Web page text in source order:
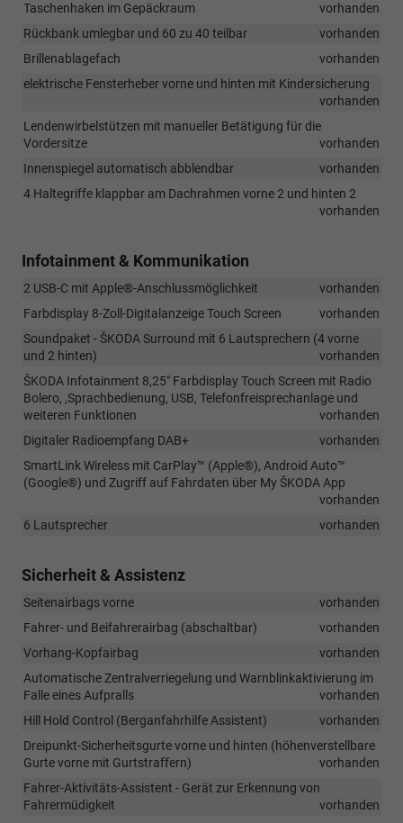
Taschenhaken im Gepäckraum
vorhanden
Rückbank umlegbar und 60 zu 40 teilbar
vorhanden
Brillenablagefach
vorhanden
elektrische Fensterheber vorne und hinten mit Kindersicherung
vorhanden
Lendenwirbelstützen mit manueller Betätigung für die
Vordersitze
vorhanden
Innenspiegel automatisch abblendbar
vorhanden
4 Haltegriffe klappbar am Dachrahmen vorne 2 und hinten 2
vorhanden
Infotainment & Kommunikation
2 USB-C mit Apple®-Anschlussmöglichkeit
vorhanden
Farbdisplay 8-Zoll-Digitalanzeige Touch Screen
vorhanden
Soundpaket - ŠKODA Surround mit 6 Lautsprechern (4 vorne
und 2 hinten)
vorhanden
ŠKODA Infotainment 8,25" Farbdisplay Touch Screen mit Radio
Bolero, ,Sprachbedienung, USB, Telefonfreisprechanlage und
weiteren Funktionen
vorhanden
Digitaler Radioempfang DAB+
vorhanden
SmartLink Wireless mit CarPlay™ (Apple®), Android Auto™
(Google®) und Zugriff auf Fahrdaten über My ŠKODA App
vorhanden
6 Lautsprecher
vorhanden
Sicherheit & Assistenz
Seitenairbags vorne
vorhanden
Fahrer- und Beifahrerairbag (abschaltbar)
vorhanden
Vorhang-Kopfairbag
vorhanden
Automatische Zentralverriegelung und Warnblinkaktivierung im
Falle eines Aufpralls
vorhanden
Hill Hold Control (Berganfahrhilfe Assistent)
vorhanden
Dreipunkt-Sicherheitsgurte vorne und hinten (höhenverstellbare
Gurte vorne mit Gurtstraffern)
vorhanden
Fahrer-Aktivitäts-Assistent - Gerät zur Erkennung von
Fahrermüdigkeit
vorhanden